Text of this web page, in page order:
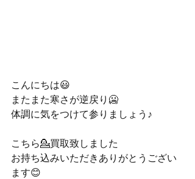
こんにちは😃
またまた寒さが逆戻り🥶
体調に気をつけて参りましょう♪
こちら💁買取致しました
お持ち込みいただきありがとうござい
ます😊